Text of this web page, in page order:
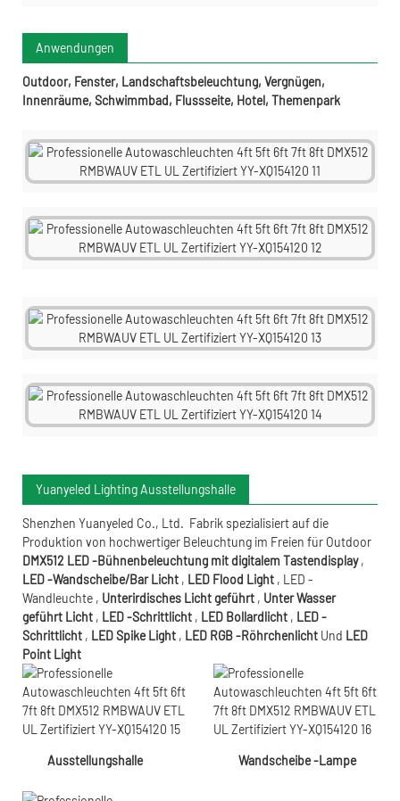
Anwendungen
Outdoor, Fenster, Landschaftsbeleuchtung, Vergnügen,
Innenräume, Schwimmbad, Flussseite, Hotel, Themenpark
Yuanyeled Lighting Ausstellungshalle
Shenzhen Yuanyeled Co., Ltd. Fabrik spezialisiert auf die
Produktion von hochwertiger Beleuchtung im Freien für Outdoor
DMX512 LED -Bühnenbeleuchtung mit digitalem Tastendisplay,
LED -Wandscheibe/Bar Licht , LED Flood Light , LED -
Wandleuchte , Unterirdisches Licht geführt , Unter Wasser
geführt Licht , LED -Schrittlicht , LED Bollardlicht , LED -
Schrittlicht , LED Spike Light , LED RGB -Röhrchenlicht Und LED
Point Light
Ausstellungshalle Wandscheibe -Lampe